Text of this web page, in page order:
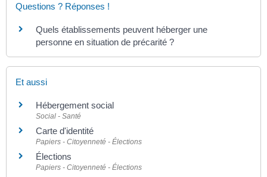
Questions ? Réponses !
Quels établissements peuvent héberger une
personne en situation de précarité ?
Et aussi
Hébergement social
Social - Santé
Carte d'identité
Papiers - Citoyenneté - Élections
Élections
Papiers - Citoyenneté - Élections